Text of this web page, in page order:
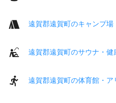
遠賀郡遠賀町のキャンプ場
遠賀郡遠賀町のサウナ・健
遠賀郡遠賀町の体育館・ア